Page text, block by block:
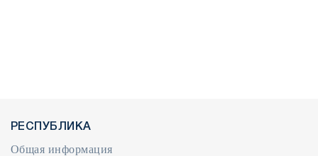
РЕСПУБЛИКА
Общая информация